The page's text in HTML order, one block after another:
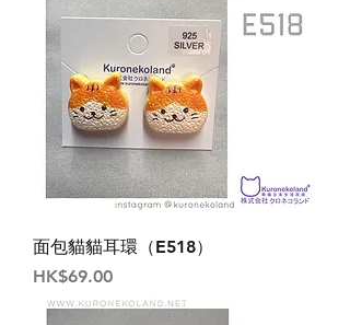
面包貓貓耳環（E518）
價格
HK$69.00